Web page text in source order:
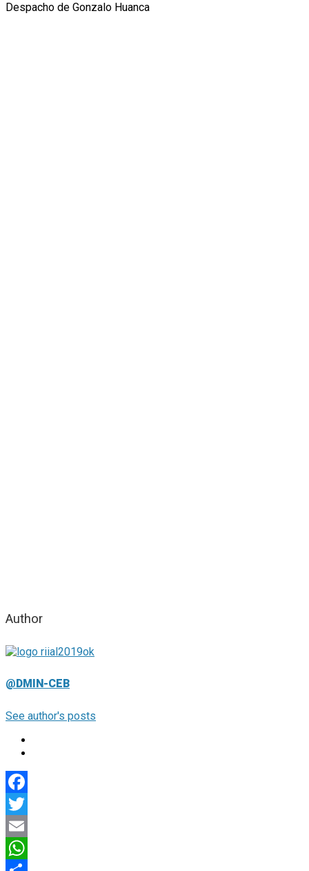
Despacho de Gonzalo Huanca
Author
@DMIN-CEB
See author's posts
Facebook
Twitter
Email